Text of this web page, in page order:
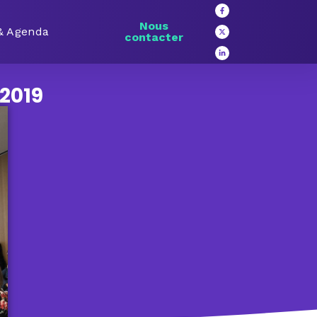
Agenda
Nous
contacter